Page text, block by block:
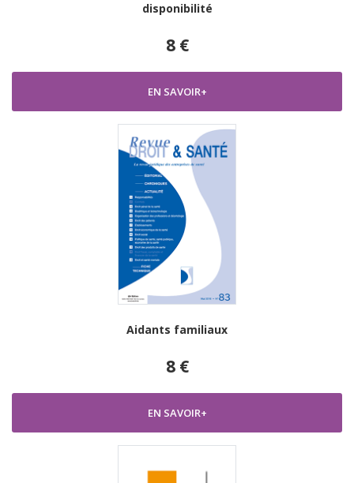
disponibilité
8 €
EN SAVOIR+
Aidants familiaux
8 €
EN SAVOIR+